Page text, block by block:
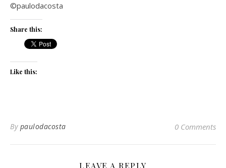
©paulodacosta
Share this:
Like this:
By paulodacosta 0 Comments
LEAVE A REPLY